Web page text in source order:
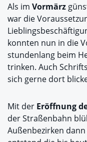
Als im Vormärz
war die
konnten nun in die
stundenlang beim
trinken. Auch
sich gerne dort
Mit der Eröffnung
der Straßenbahn
Außenbezirken